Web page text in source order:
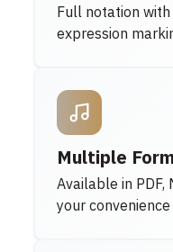
Full notation
expression
Multiple
Available in
your convenience